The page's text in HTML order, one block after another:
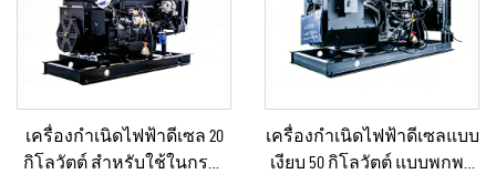
เครื่องกำเนิดไฟฟ้าดีเซล 20
กิโลวัตต์ สำหรับใช้ในกรณี
เครื่องกำเนิดไฟฟ้าดีเซลแบบ
เงียบ 50 กิโลวัตต์ แบบพกพา